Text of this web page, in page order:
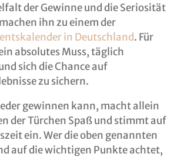
der Gewinne und die Seriosität
ihn zu einem der
in Deutschland. Für
absolutes Muss, täglich
sich die Chance auf
zu sichern.
gewinnen kann, macht allein
der Türchen Spaß und stimmt auf
ein. Wer die oben genannten
auf die wichtigen Punkte achtet,